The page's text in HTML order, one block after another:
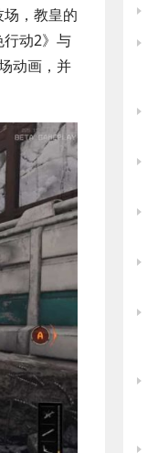
，教皇的
动2》与
动画，并